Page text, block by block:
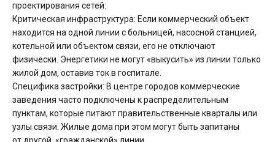
проектирования сетей:
Критическая инфраструктура: Если коммерческий объект
находится на одной линии с больницей, насосной станцией,
котельной или объектом связи, его не отключают
физически. Энергетики не могут «выкусить» из линии только
жилой дом, оставив ток в госпитале.
Специфика застройки: В центре городов коммерческие
заведения часто подключены к распределительным
пунктам, которые питают правительственные кварталы или
узлы связи. Жилые дома при этом могут быть запитаны